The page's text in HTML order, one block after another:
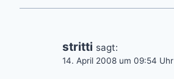
stritti sagt:
14. April 2008 um 09:54 Uhr